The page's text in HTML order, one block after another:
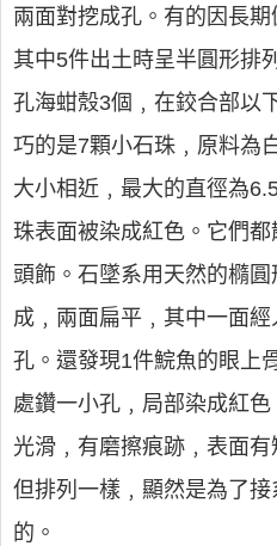
兩面對挖成孔。有的因長
其中5件出土時呈半圓形排
孔海蚶殼3個﹐在鉸合部以
巧的是7顆小石珠﹐原料為
大小相近﹐最大的直徑為
珠表面被染成紅色。它們
頭飾。石墜系用天然的橢
成﹐兩面扁平﹐其中一面
孔。還發現1件鯇魚的眼上
處鑽一小孔﹐局部染成紅
光滑﹐有磨擦痕跡﹐表面
但排列一樣﹐顯然是為了
的。